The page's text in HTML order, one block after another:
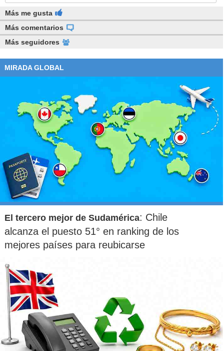
Más me gusta
Más comentarios
Más seguidores
MIRADA GLOBAL
El tercero mejor de Sudamérica: Chile
alcanza el puesto 51° en ranking de los
mejores países para reubicarse